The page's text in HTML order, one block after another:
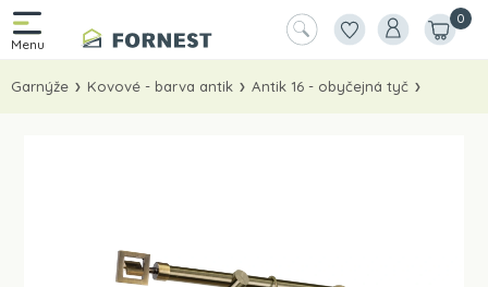
0
Garnýže Kovové - barva antik Antik 16 - obyčejná tyč